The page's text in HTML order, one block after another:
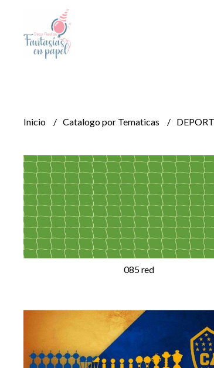
Inicio Catalogo por Tematicas
085 red